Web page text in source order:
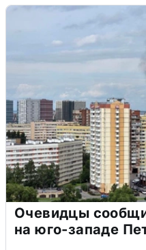
Очевидцы
на юго-западе